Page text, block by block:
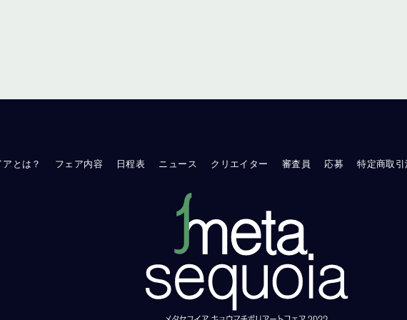
とは？ フェア内容 日程表 ニュース クリエイター 審査員 応募 特定商取